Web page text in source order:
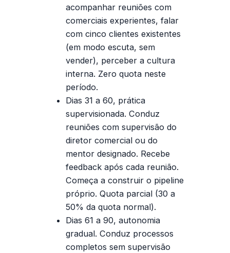
acompanhar reuniões com
comerciais experientes, falar
com cinco clientes existentes
(em modo escuta, sem
vender), perceber a cultura
interna. Zero quota neste
período.
Dias 31 a 60, prática
supervisionada. Conduz
reuniões com supervisão do
diretor comercial ou do
mentor designado. Recebe
feedback após cada reunião.
Começa a construir o pipeline
próprio. Quota parcial (30 a
50% da quota normal).
Dias 61 a 90, autonomia
gradual. Conduz processos
completos sem supervisão